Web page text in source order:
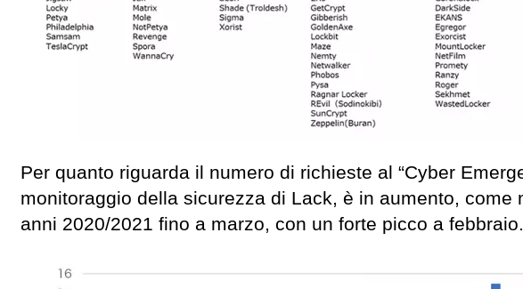
Per quanto riguarda il numero di richieste al “Cyber
monitoraggio della sicurezza di Lack, è in aumento,
anni 2020/2021 fino a marzo, con un forte picco a febbraio.